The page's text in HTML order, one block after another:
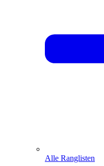
Alle Ranglisten